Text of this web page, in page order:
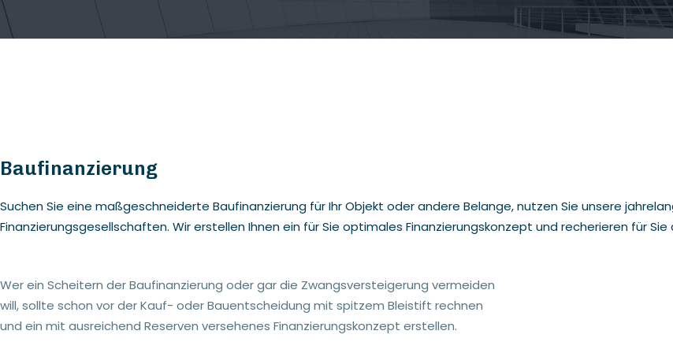
Baufinanzierung
Suchen Sie eine maßgeschneiderte Baufinanzierung für Ihr Objekt oder andere Belange, nutzen Sie unsere
Finanzierungsgesellschaften. Wir erstellen Ihnen ein für Sie optimales Finanzierungskonzept und recherieren für
Wer ein Scheitern der Baufinanzierung oder gar die Zwangsversteigerung vermeiden
will, sollte schon vor der Kauf- oder Bauentscheidung mit spitzem Bleistift rechnen
und ein mit ausreichend Reserven versehenes Finanzierungskonzept erstellen.